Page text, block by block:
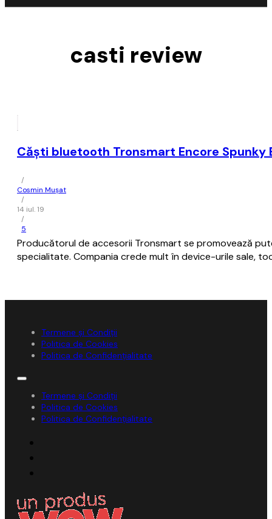
casti review
Căşti bluetooth Tronsmart Encore Spunky
/
Cosmin Mușat
/
14 iul. 19
/
5
Producătorul de accesorii Tronsmart se promovează
specialitate. Compania crede mult în device-urile sale,
Termene și Condiții
Politica de Cookies
Politica de Confidențialitate
Termene și Condiții
Politica de Cookies
Politica de Confidențialitate